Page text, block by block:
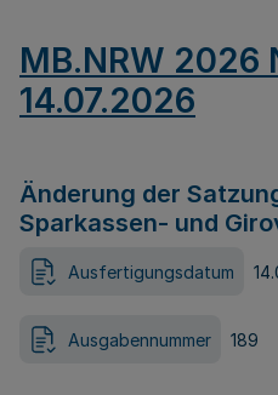
MB.NRW 2026
14.07.2026
Änderung der
Sparkassen- und
Ausfertigungsdatum
Ausgabennummer 189